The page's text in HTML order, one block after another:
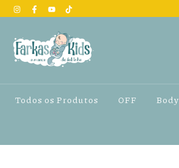
Todos os Produtos OFF Body